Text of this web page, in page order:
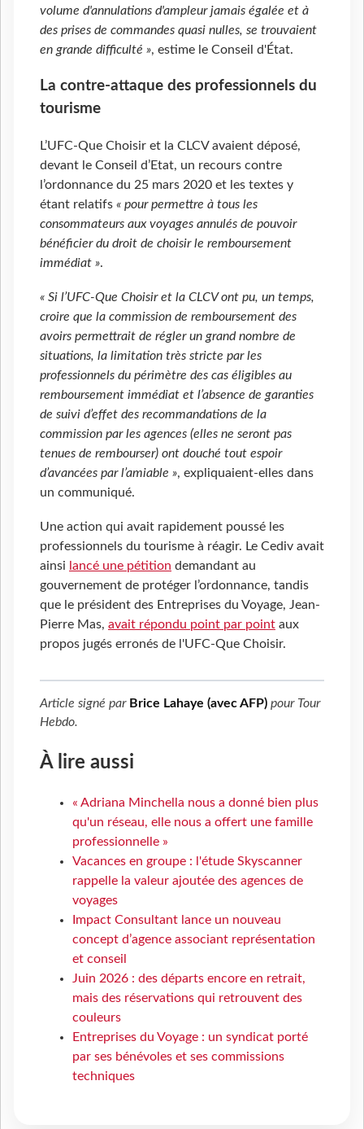
volume d'annulations d'ampleur jamais égalée et à
des prises de commandes quasi nulles, se trouvaient
en grande difficulté », estime le Conseil d'État.
La contre-attaque des professionnels du
tourisme
L’UFC-Que Choisir et la CLCV avaient déposé,
devant le Conseil d’Etat, un recours contre
l’ordonnance du 25 mars 2020 et les textes y
étant relatifs « pour permettre à tous les
consommateurs aux voyages annulés de pouvoir
bénéficier du droit de choisir le remboursement
immédiat ».
« Si l’UFC-Que Choisir et la CLCV ont pu, un temps,
croire que la commission de remboursement des
avoirs permettrait de régler un grand nombre de
situations, la limitation très stricte par les
professionnels du périmètre des cas éligibles au
remboursement immédiat et l’absence de garanties
de suivi d’effet des recommandations de la
commission par les agences (elles ne seront pas
tenues de rembourser) ont douché tout espoir
d’avancées par l’amiable », expliquaient-elles dans
un communiqué.
Une action qui avait rapidement poussé les
professionnels du tourisme à réagir. Le Cediv avait
ainsi lancé une pétition demandant au
gouvernement de protéger l’ordonnance, tandis
que le président des Entreprises du Voyage, Jean-
Pierre Mas, avait répondu point par point aux
propos jugés erronés de l'UFC-Que Choisir.
Article signé par Brice Lahaye (avec AFP) pour Tour
Hebdo.
À lire aussi
« Adriana Minchella nous a donné bien plus
qu'un réseau, elle nous a offert une famille
professionnelle »
Vacances en groupe : l'étude Skyscanner
rappelle la valeur ajoutée des agences de
voyages
Impact Consultant lance un nouveau
concept d’agence associant représentation
et conseil
Juin 2026 : des départs encore en retrait,
mais des réservations qui retrouvent des
couleurs
Entreprises du Voyage : un syndicat porté
par ses bénévoles et ses commissions
techniques